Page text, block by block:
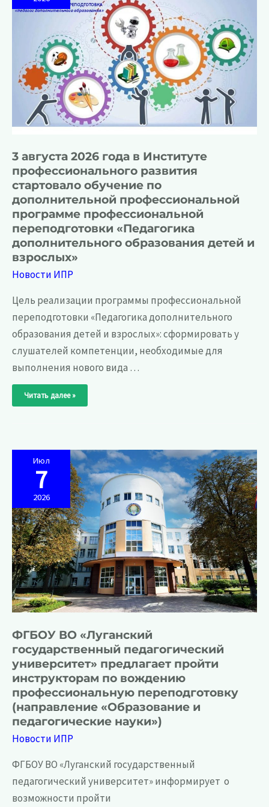
3 августа 2026 года в Институте
профессионального развития
стартовало обучение по
дополнительной профессиональной
программе профессиональной
переподготовки «Педагогика
дополнительного образования детей и
взрослых»
Новости ИПР
Цель реализации программы профессиональной
переподготовки «Педагогика дополнительного
образования детей и взрослых»: сформировать у
слушателей компетенции, необходимые для
выполнения нового вида …
августа
2026
стартовало
обучение
дополнительной
профессиональной
программе
профессиональной
переподготовки
«Педагогика
дополнительного
образования
детей
и
взрослых»
Читать далее »
Июл
7
2026
ФГБОУ ВО «Луганский
государственный педагогический
университет» предлагает пройти
инструкторам по вождению
профессиональную переподготовку
(направление «Образование и
педагогические науки»)
Новости ИПР
ФГБОУ ВО «Луганский государственный
педагогический университет» информирует о
возможности пройти